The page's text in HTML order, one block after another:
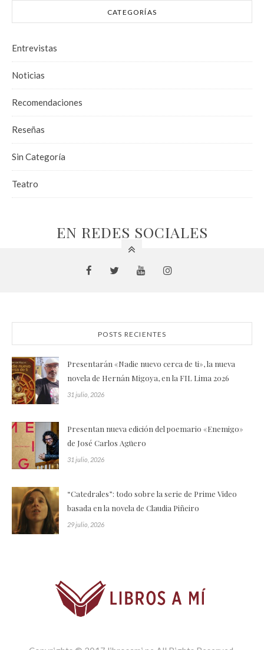
CATEGORÍAS
Entrevistas
Noticias
Recomendaciones
Reseñas
Sin Categoría
Teatro
EN REDES SOCIALES
POSTS RECIENTES
Presentarán «Nadie nuevo cerca de ti», la nueva
novela de Hernán Migoya, en la FIL Lima 2026
31 julio, 2026
Presentan nueva edición del poemario «Enemigo»
de José Carlos Agüero
31 julio, 2026
“Catedrales”: todo sobre la serie de Prime Video
basada en la novela de Claudia Piñeiro
29 julio, 2026